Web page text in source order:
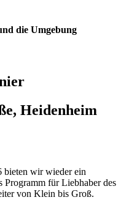
die Umgebung
Heidenheim
bieten wir wieder ein
Programm für Liebhaber des
von Klein bis Groß.